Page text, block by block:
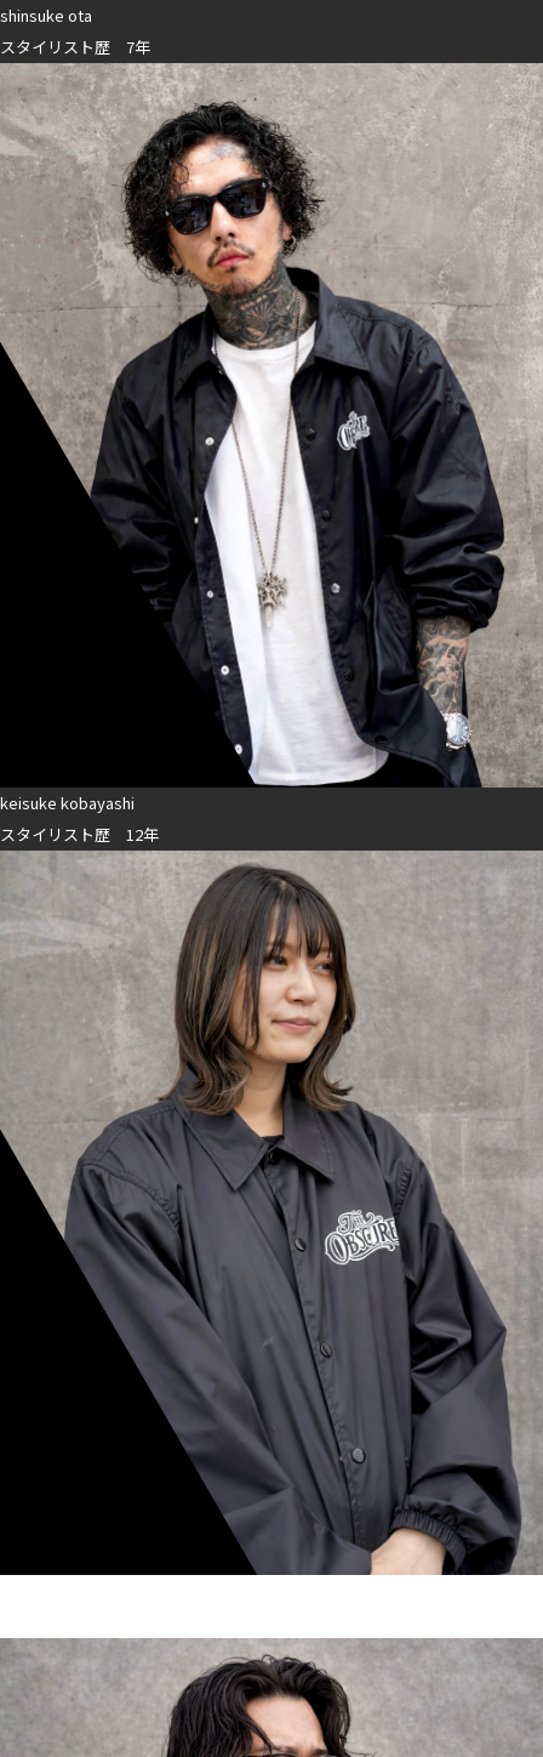
shinsuke ota
スタイリスト歴 7年
keisuke kobayashi
スタイリスト歴 12年